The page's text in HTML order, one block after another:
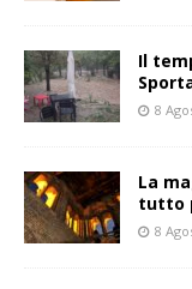
Il
8
La
tutto
8